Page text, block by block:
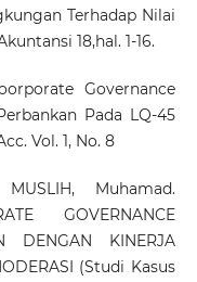
Terhadap Nilai
18,hal. 1-16.
Governance
Pada LQ-45
Vol. 1, No. 8
Muhamad.
GOVERNANCE
DENGAN KINERJA
(Studi Kasus